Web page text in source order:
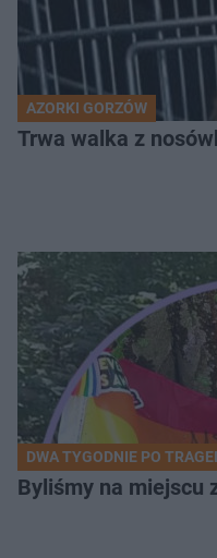
AZORKI GORZÓW
Trwa walka z
DWA TYGODNIE PO
Byliśmy na miejscu